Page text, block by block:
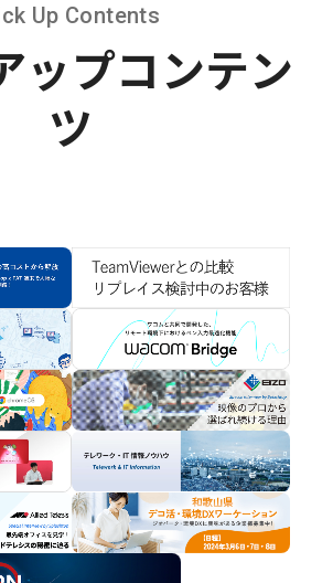
Up Contents
ップコンテン
ツ